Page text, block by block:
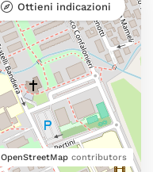
OpenStreetMap contributors
Ottieni indicazioni